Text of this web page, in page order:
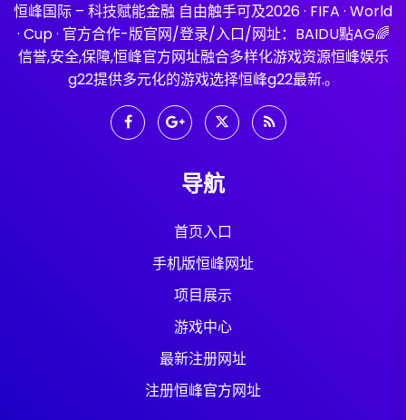
恒峰国际 – 科技赋能金融 自由触手可及2026 · FIFA · World
· Cup · 官方合作-版官网/登录/入口/网址：BAIDU點AG🌈
信誉,安全,保障,恒峰官方网址融合多样化游戏资源恒峰娱乐
g22提供多元化的游戏选择恒峰g22最新.。
导航
首页入口
手机版恒峰网址
项目展示
游戏中心
最新注册网址
注册恒峰官方网址